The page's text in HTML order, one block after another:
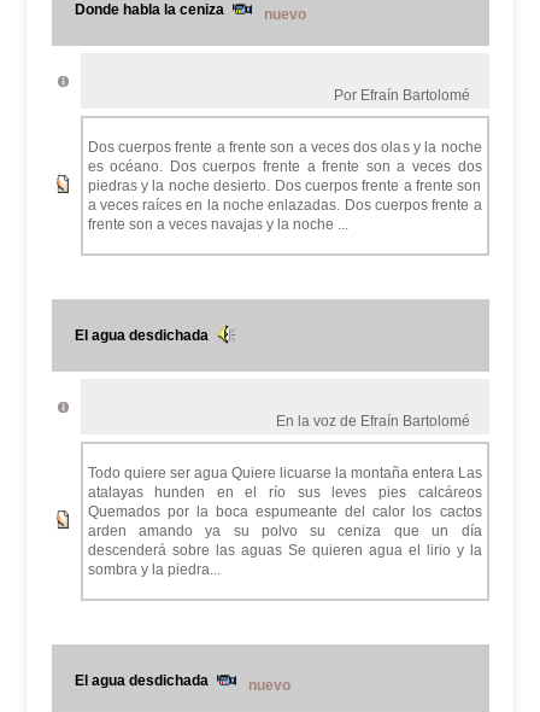
Donde habla la ceniza nuevo
Por Efraín Bartolomé
Dos cuerpos frente a frente son a veces dos olas y la noche
es océano. Dos cuerpos frente a frente son a veces dos
piedras y la noche desierto. Dos cuerpos frente a frente son
a veces raíces en la noche enlazadas. Dos cuerpos frente a
frente son a veces navajas y la noche ...
El agua desdichada
En la voz de Efraín Bartolomé
Todo quiere ser agua Quiere licuarse la montaña entera Las
atalayas hunden en el río sus leves pies calcáreos
Quemados por la boca espumeante del calor los cactos
arden amando ya su polvo su ceniza que un día
descenderá sobre las aguas Se quieren agua el lirio y la
sombra y la piedra...
El agua desdichada nuevo